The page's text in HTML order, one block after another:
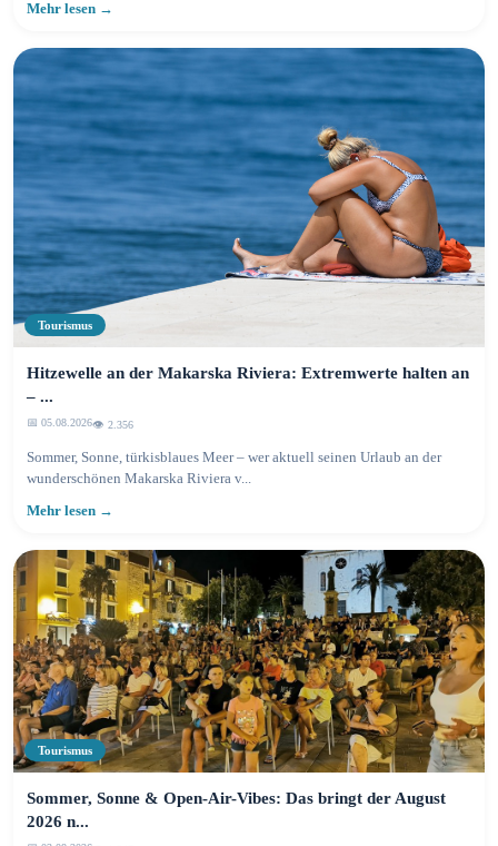
Mehr lesen →
Tourismus
Hitzewelle an der Makarska Riviera: Extremwerte halten an
– ...
📅 05.08.2026👁️ 2.356
Sommer, Sonne, türkisblaues Meer – wer aktuell seinen Urlaub an der
wunderschönen Makarska Riviera v...
Mehr lesen →
Tourismus
Sommer, Sonne & Open-Air-Vibes: Das bringt der August
2026 n...